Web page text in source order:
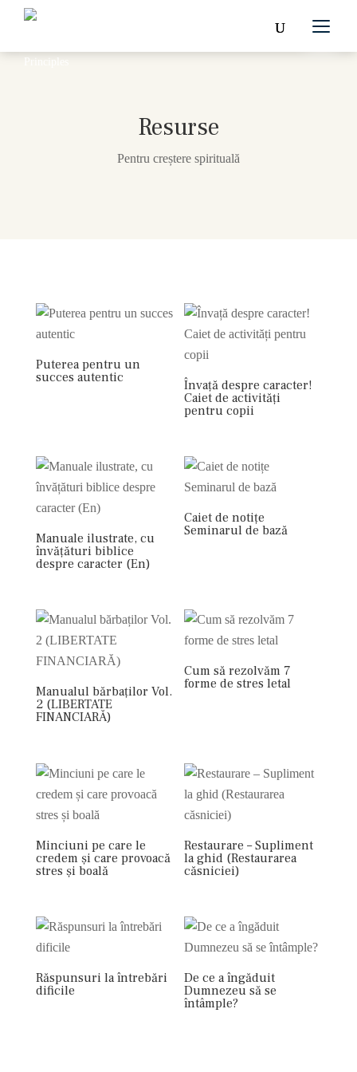
Resurse
Pentru creștere spirituală
Puterea pentru un
succes autentic
Învață despre caracter!
Caiet de activități
pentru copii
Manuale ilustrate, cu
învățături biblice
despre caracter (En)
Caiet de notițe
Seminarul de bază
Manualul bărbaților Vol.
2 (LIBERTATE
FINANCIARĂ)
Cum să rezolvăm 7
forme de stres letal
Minciuni pe care le
credem și care provoacă
stres și boală
Restaurare – Supliment
la ghid (Restaurarea
căsniciei)
Răspunsuri la întrebări
dificile
De ce a îngăduit
Dumnezeu să se
întâmple?